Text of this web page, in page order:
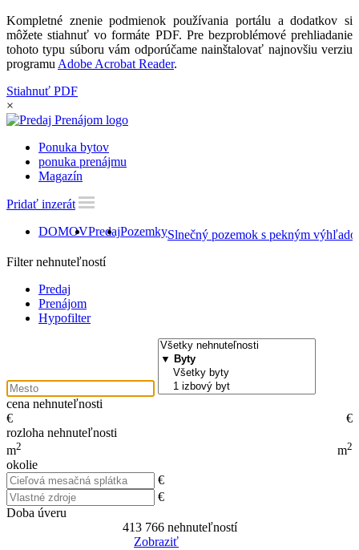
Kompletné znenie podmienok používania portálu a dodatkov si
môžete stiahnuť vo formáte PDF. Pre bezproblémové prehliadanie
tohoto typu súboru vám odporúčame nainštalovať najnovšiu verziu
programu Adobe Acrobat Reader.
Stiahnuť PDF
×
Ponuka bytov
ponuka prenájmu
Magazín
Pridať inzerát
DOMOVPredajPozemkySlnečný pozemok s pekným
Filter nehnuteľností
Predaj
Prenájom
Hypofilter
cena nehnuteľnosti
€
€
rozloha nehnuteľnosti
m2 m2
okolie
€
€
Doba úveru
413 766nehnuteľností
Zobraziť